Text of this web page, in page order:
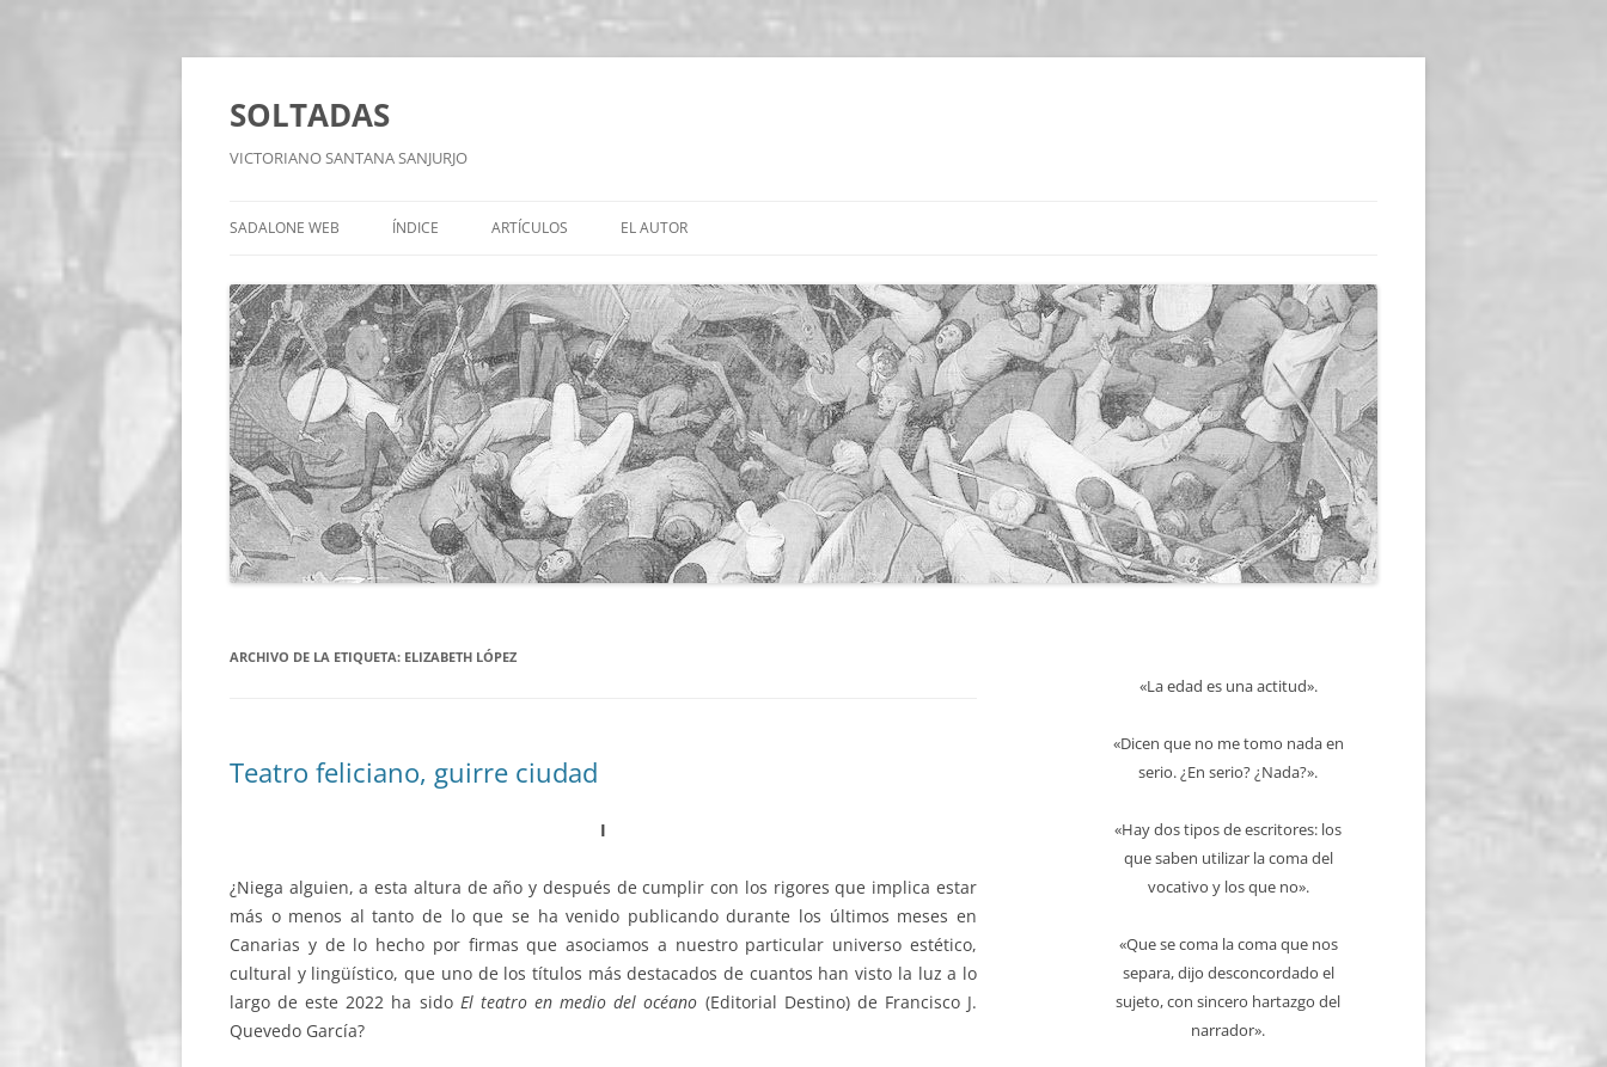
Saltar
SOLTADAS
VICTORIANO SANTANA SANJURJO
SADALONE WEB ÍNDICE ARTÍCULOS EL AUTOR
ARCHIVO DE LA ETIQUETA: ELIZABETH LÓPEZ
Teatro feliciano, guirre ciudad
I
¿Niega alguien, a esta altura de año y después de cumplir con los rigores que implica estar
más o menos al tanto de lo que se ha venido publicando durante los últimos meses en
Canarias y de lo hecho por firmas que asociamos a nuestro particular universo estético,
cultural y lingüístico, que uno de los títulos más destacados de cuantos han visto la luz a lo
largo de este 2022 ha sido El teatro en medio del océano (Editorial Destino) de Francisco J.
Quevedo García?
«La edad es una actitud».
«Dicen que no me tomo nada en
serio. ¿En serio? ¿Nada?».
«Hay dos tipos de escritores: los
que saben utilizar la coma del
vocativo y los que no».
«Que se coma la coma que nos
separa, dijo desconcordado el
sujeto, con sincero hartazgo del
narrador».